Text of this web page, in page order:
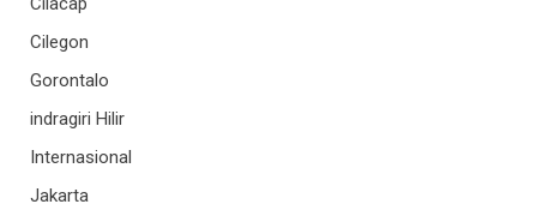
Cilegon
Gorontalo
indragiri Hilir
Internasional
Jakarta